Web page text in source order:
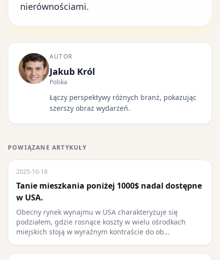
nierównościami.
AUTOR
Jakub Król
Polska
Łączy perspektywy różnych branż, pokazując
szerszy obraz wydarzeń.
POWIĄZANE ARTYKUŁY
2025-10-18
Tanie mieszkania poniżej 1000$ nadal dostępne
w USA.
Obecny rynek wynajmu w USA charakteryzuje się
podziałem, gdzie rosnące koszty w wielu ośrodkach
miejskich stoją w wyraźnym kontraście do ob…